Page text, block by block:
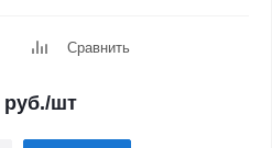
Сравнить
руб./шт